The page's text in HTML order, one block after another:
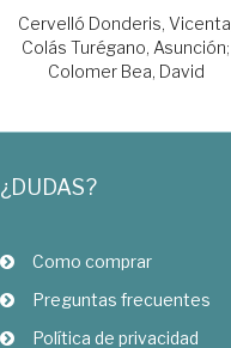
Cervelló Donderis, Vicenta
Colás Turégano, Asunción;
Colomer Bea, David
¿DUDAS?
Como comprar
Preguntas frecuentes
Política de privacidad